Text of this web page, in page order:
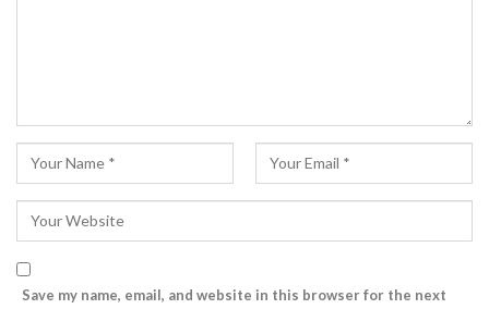
Save my name, email, and website in this browser for the next